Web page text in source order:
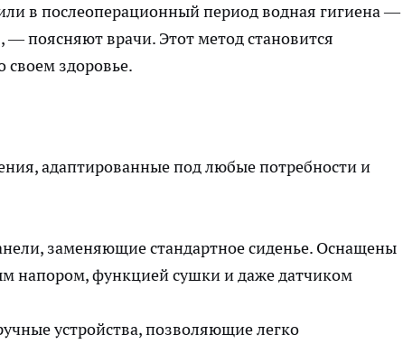
в послеоперационный период водная гигиена —
— поясняют врачи. Этот метод становится
своем здоровье.
адаптированные под любые потребности и
заменяющие стандартное сиденье. Оснащены
напором, функцией сушки и даже датчиком
устройства, позволяющие легко